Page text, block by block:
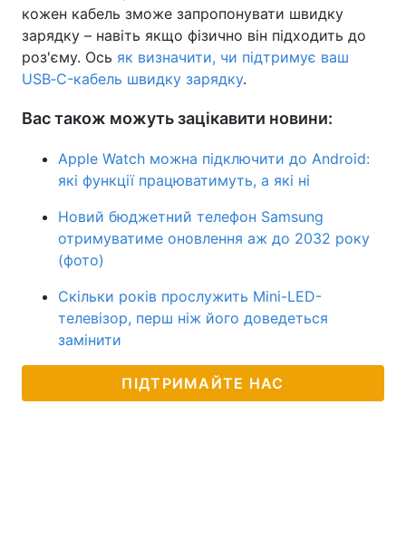
кожен кабель зможе запропонувати швидку
зарядку – навіть якщо фізично він підходить до
роз'єму. Ось як визначити, чи підтримує ваш
USB‑C-кабель швидку зарядку.
Вас також можуть зацікавити новини:
Apple Watch можна підключити до Android:
які функції працюватимуть, а які ні
Новий бюджетний телефон Samsung
отримуватиме оновлення аж до 2032 року
(фото)
Скільки років прослужить Mini-LED-
телевізор, перш ніж його доведеться
замінити
ПІДТРИМАЙТЕ НАС